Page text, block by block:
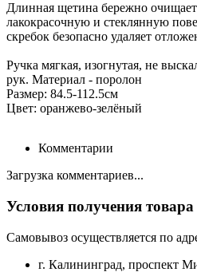
Длинная щетина бережно очищает
лакокрасочную и стеклянную
скребок безопасно удаляет
Ручка мягкая, изогнутая, не
рук. Материал - поролон
Размер: 84.5-112.5см
Цвет: оранжево-зелёный
Комментарии
Загрузка комментариев...
Условия получения товара
Самовывоз осуществляется по
г. Калининград, проспект